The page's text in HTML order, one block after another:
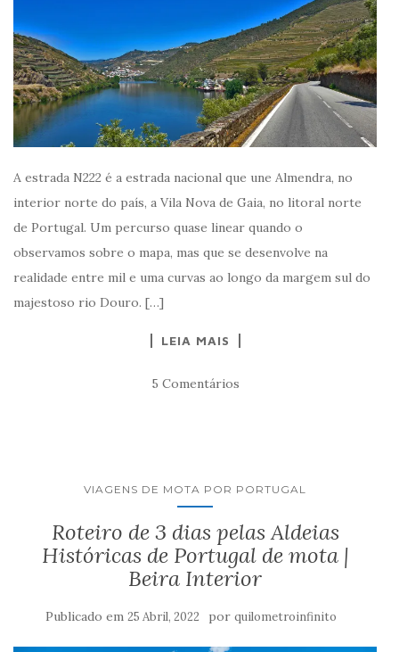
A estrada N222 é a estrada nacional que une Almendra, no
interior norte do país, a Vila Nova de Gaia, no litoral norte
de Portugal. Um percurso quase linear quando o
observamos sobre o mapa, mas que se desenvolve na
realidade entre mil e uma curvas ao longo da margem sul do
majestoso rio Douro. […]
LEIA MAIS
5 Comentários
VIAGENS DE MOTA POR PORTUGAL
Roteiro de 3 dias pelas Aldeias
Históricas de Portugal de mota |
Beira Interior
Publicado em 25 Abril, 2022 por quilometroinfinito